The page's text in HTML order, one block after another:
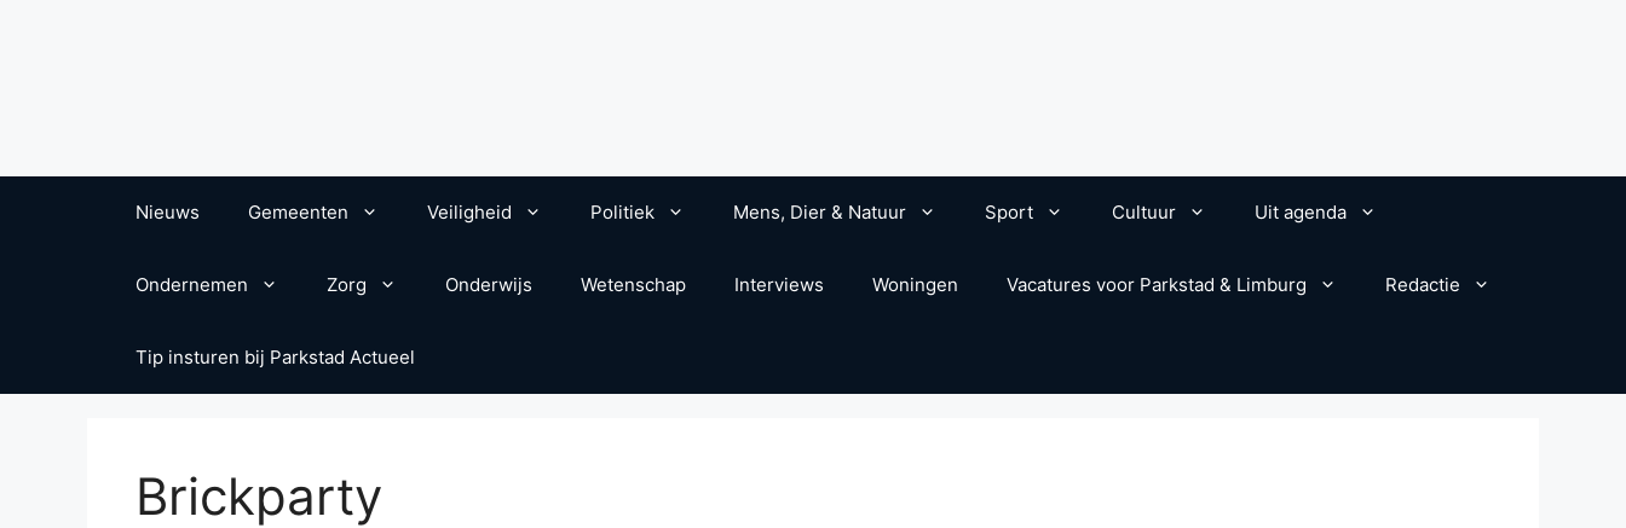
Nieuws Gemeenten Veiligheid Politiek Mens, Dier & Natuur Sport Cultuur Uit agenda
Ondernemen Zorg Onderwijs Wetenschap Interviews Woningen Vacatures voor Parkstad & Limburg Redactie
Tip insturen bij Parkstad Actueel
Brickparty